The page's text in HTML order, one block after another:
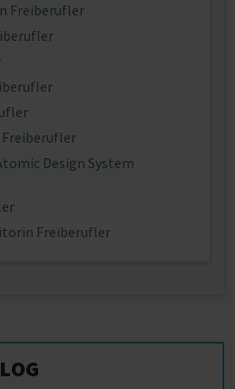
Freiberufler
Design System
Freiberufler